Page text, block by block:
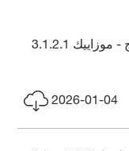
موزاييك 3.1.2.1
2026-01-04